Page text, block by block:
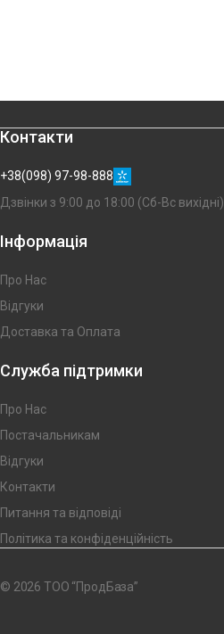
Контакти
+38(098) 97-98-888
Дзвінки з 9:00 до 18:00 (Сб-Вс вихідні)
Інформація
Про Нас
Відгуки
Доставка та Оплата
Служба підтримки
Про Нас
Постачальникам
Відгуки
Контакти
Питання та відповіді
Політика та конфіденційність
© 2026 ТОО “ПродБаза”